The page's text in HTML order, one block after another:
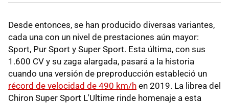
Desde entonces, se han producido diversas variantes,
cada una con un nivel de prestaciones aún mayor:
Sport, Pur Sport y Super Sport. Esta última, con sus
1.600 CV y su zaga alargada, pasará a la historia
cuando una versión de preproducción estableció un
récord de velocidad de 490 km/h en 2019. La librea del
Chiron Super Sport L'Ultime rinde homenaje a esta